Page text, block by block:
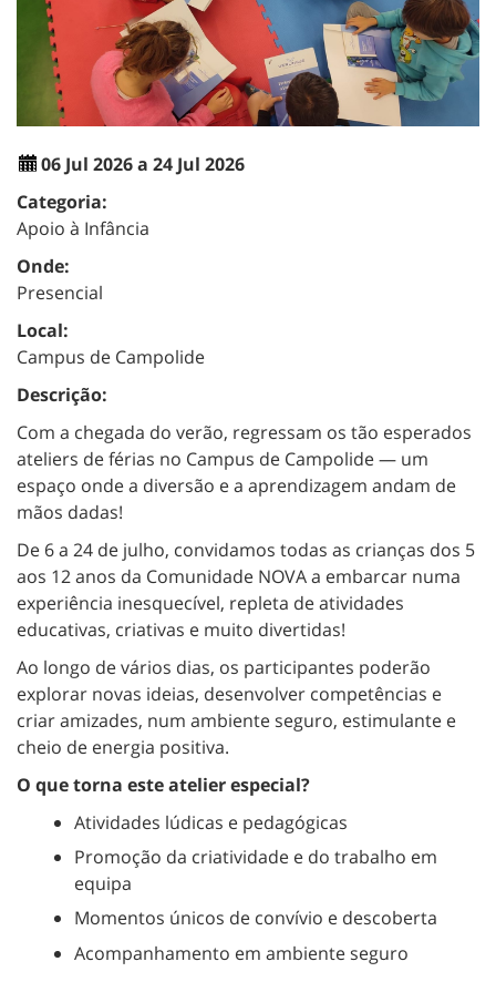
06 Jul 2026 a 24 Jul 2026
Categoria:
Apoio à Infância
Onde:
Presencial
Local:
Campus de Campolide
Descrição:
Com a chegada do verão, regressam os tão esperados
ateliers de férias no Campus de Campolide — um
espaço onde a diversão e a aprendizagem andam de
mãos dadas!
De 6 a 24 de julho, convidamos todas as crianças dos 5
aos 12 anos da Comunidade NOVA a embarcar numa
experiência inesquecível, repleta de atividades
educativas, criativas e muito divertidas!
Ao longo de vários dias, os participantes poderão
explorar novas ideias, desenvolver competências e
criar amizades, num ambiente seguro, estimulante e
cheio de energia positiva.
O que torna este atelier especial?
Atividades lúdicas e pedagógicas
Promoção da criatividade e do trabalho em
equipa
Momentos únicos de convívio e descoberta
Acompanhamento em ambiente seguro